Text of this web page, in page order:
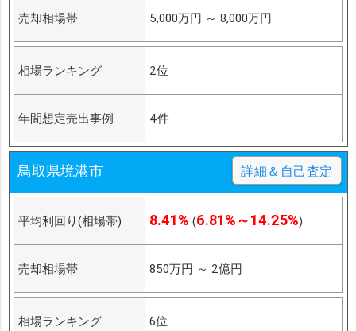
売却相場帯 5,000万円 ～ 8,000万円
相場ランキング 2位
年間想定売出事例 4件
鳥取県境港市 詳細＆自己査定
平均利回り(相場帯) 8.41% (6.81%～14.25%)
売却相場帯 850万円 ～ 2億円
相場ランキング 6位